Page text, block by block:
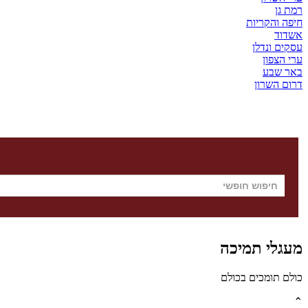
רמת גן
חיפה והקריות
אשדוד
עסקים ונדלן
ערי הצפון
באר שבע
דרום השרון
מעגלי תמיכה
כולם תומכים בכולם
⌃